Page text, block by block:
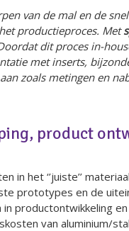
van de mal en de
productieproces. Met
dit proces in-
met inserts,
zoals metingen en
product
het ‘’juiste’’
prototypes en de
productontwikkeling
van aluminium/